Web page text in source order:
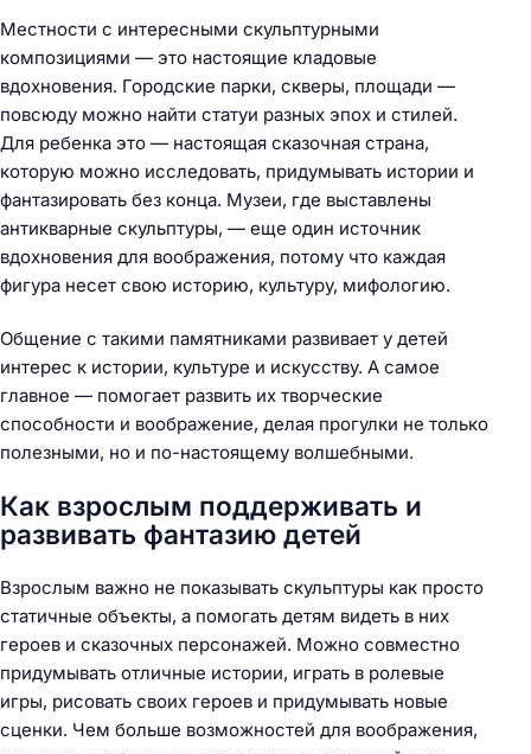
Местности с интересными скульптурными
композициями — это настоящие кладовые
вдохновения. Городские парки, скверы, площади —
повсюду можно найти статуи разных эпох и стилей.
Для ребенка это — настоящая сказочная страна,
которую можно исследовать, придумывать истории и
фантазировать без конца. Музеи, где выставлены
антикварные скульптуры, — еще один источник
вдохновения для воображения, потому что каждая
фигура несет свою историю, культуру, мифологию.
Общение с такими памятниками развивает у детей
интерес к истории, культуре и искусству. А самое
главное — помогает развить их творческие
способности и воображение, делая прогулки не только
полезными, но и по-настоящему волшебными.
Как взрослым поддерживать и
развивать фантазию детей
Взрослым важно не показывать скульптуры как просто
статичные объекты, а помогать детям видеть в них
героев и сказочных персонажей. Можно совместно
придумывать отличные истории, играть в ролевые
игры, рисовать своих героев и придумывать новые
сценки. Чем больше возможностей для воображения,